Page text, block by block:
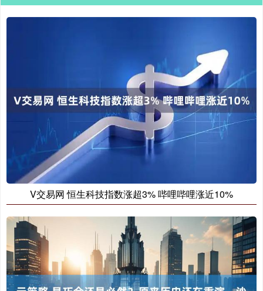
V交易网 恒生科技指数涨超3% 哔哩哔哩涨近10%